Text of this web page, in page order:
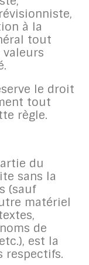
à la
tout
le droit
tout
règle.
du
sans la
(sauf
matériel
de
est la
respectifs.